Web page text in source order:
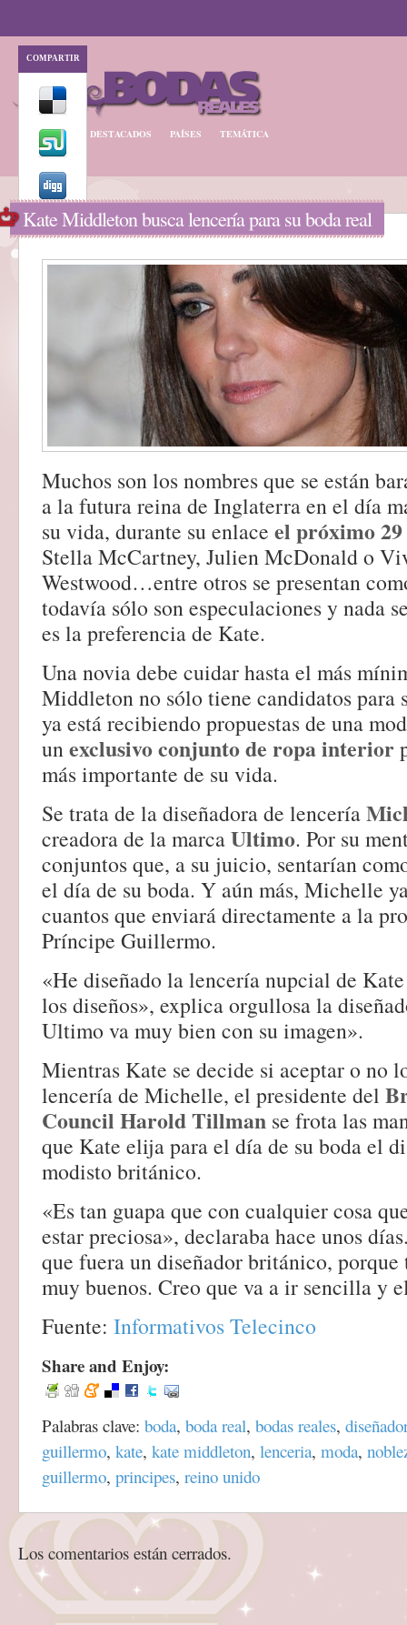
BODA REAL DESTACADOS PAÍSES TEMÁTICA
COMPARTIR
Kate Middleton busca lencería para su boda real
Muchos son los nombres que se están
a la futura reina de Inglaterra en el día
su vida, durante su enlace el próximo
Stella McCartney, Julien McDonald o
Westwood…entre otros se presentan
todavía sólo son especulaciones y nada
es la preferencia de Kate.
Una novia debe cuidar hasta el más
Middleton no sólo tiene candidatos para
ya está recibiendo propuestas de una
unexclusivo conjunto de ropa interior
más importante de su vida.
Se trata de la diseñadora de lencería
creadora de la marcaUltimo. Por su
conjuntos que, a su juicio, sentarían
el día de su boda. Y aún más, Michelle
cuantos que enviará directamente a la
Príncipe Guillermo.
«He diseñado la lencería nupcial de
los diseños», explica orgullosa la
Ultimo va muy bien con su imagen».
Mientras Kate se decide si aceptar o no
lencería de Michelle, el presidente del
Council Harold Tillman se frota las
que Kate elija para el día de su boda el
modisto británico.
«Es tan guapa que con cualquier cosa
estar preciosa», declaraba hace unos
que fuera un diseñador británico, porque
muy buenos. Creo que va a ir sencilla y
Fuente: Informativos Telecinco
Share and Enjoy:
Palabras clave: boda, boda real, bodas reales, diseñador
guillermo, kate, kate middleton, lenceria, moda,
guillermo, principes, reino unido
Los comentarios están cerrados.